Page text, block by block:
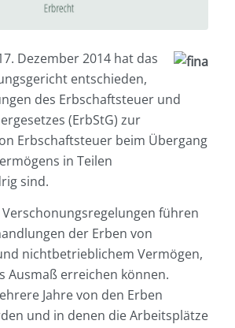
Dezember 2014 hat das
entschieden,
des Erbschaftsteuer und
(ErbStG) zur
Erbschaftsteuer beim Übergang
in Teilen
sind.
führen
der Erben von
nichtbetrieblichem Vermögen,
Ausmaß erreichen können.
Jahre von den Erben
und in denen die Arbeitsplätze